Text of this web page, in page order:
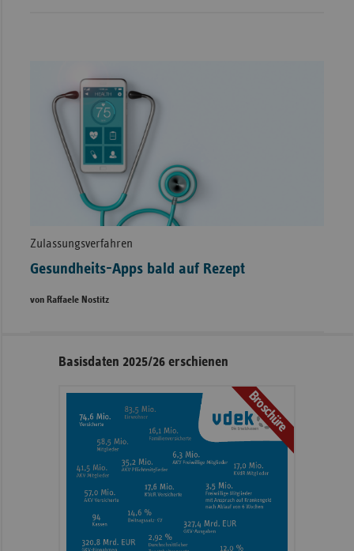
Zulassungsverfahren
Gesundheits-Apps bald auf Rezept
von Raffaele Nostitz
Seitennavigation
Seitenleiste
Informationen
Basisdaten 2025/26 erschienen
Broschüre